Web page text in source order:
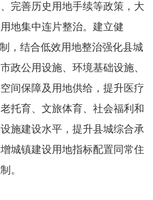
完善历史用地手续等政策，大
地集中连片整治。建立健
，结合低效用地整治强化县城
政公用设施、环境基础设施、
间保障及用地供给，提升医疗
托育、文旅体育、社会福利和
施建设水平，提升县城综合承
城镇建设用地指标配置同常住
。